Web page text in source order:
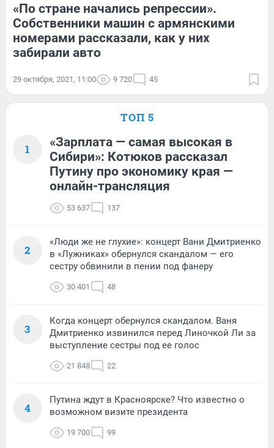
«По стране начались репрессии».
Собственники машин с армянскими
номерами рассказали, как у них
забирали авто
29 октября, 2021, 11:00 9 720 45
ТОП 5
1
«Зарплата — самая высокая в
Сибири»: Котюков рассказал
Путину про экономику края —
онлайн-трансляция
53 637 137
2
«Люди же не глухие»: концерт Вани Дмитриенко
в «Лужниках» обернулся скандалом — его
сестру обвинили в пении под фанеру
30 401 48
3
Когда концерт обернулся скандалом. Ваня
Дмитриенко извинился перед Линочкой Ли за
выступление сестры под ее голос
21 848 22
4
Путина ждут в Красноярске? Что известно о
возможном визите президента
19 700 99